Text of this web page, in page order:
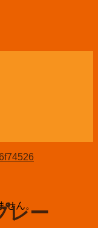
ん。
レー